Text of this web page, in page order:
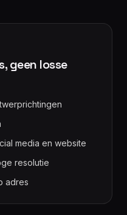
geen losse
media en website
resolutie
adres